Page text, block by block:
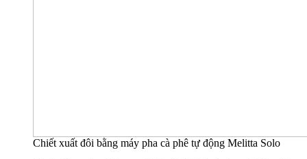
Chiết xuất đôi bằng máy pha cà phê tự động Melitta Solo